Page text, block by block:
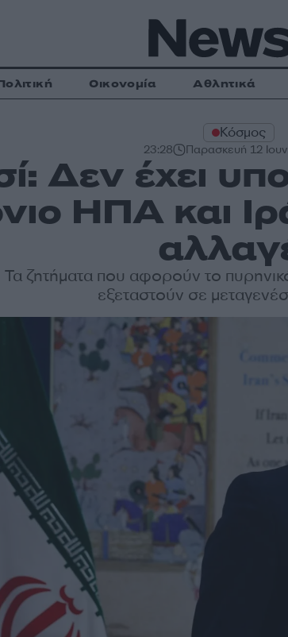
Οικονομία Αθλητικά
Κόσμος
23:28 Παρασκευή 12
Δεν έχει
ΗΠΑ και
Τα ζητήματα που αφορούν το
εξεταστούν σε